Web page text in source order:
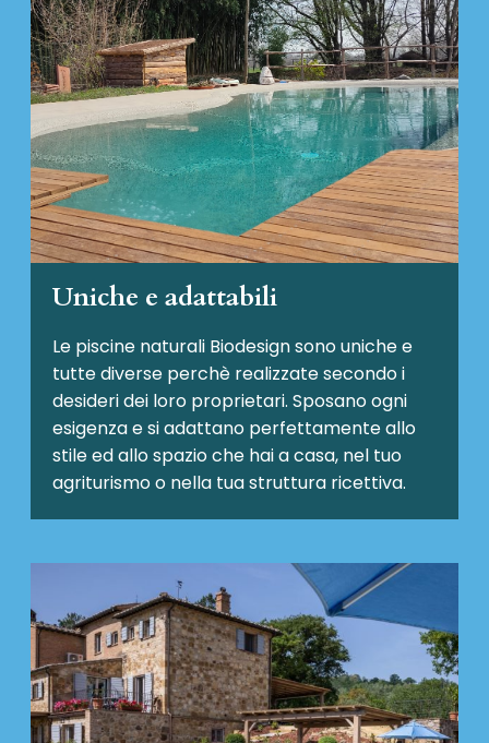
Uniche e adattabili
Le piscine naturali Biodesignsono uniche e
tutte diverse perchè realizzate secondo i
desideri dei loro proprietari. Sposano ogni
esigenza e si adattano perfettamente allo
stile ed allo spazio che hai a casa, nel tuo
agriturismo o nella tua struttura ricettiva.